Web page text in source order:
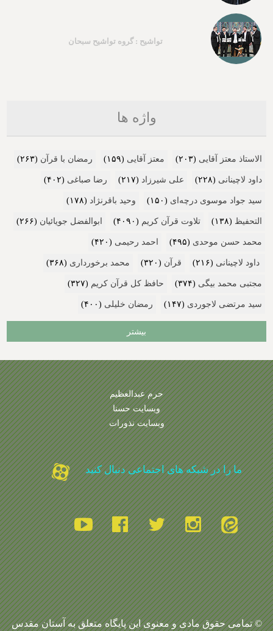
تواشیح : گروه تواشیح سبحان
واژه ها
الاستاذ معتز آقایی (۲۰۳) معتز آقایی (۱۵۹) رمضان با قرآن (۲۶۳)
داود لاچینانی (۲۲۸) علی شیرزاد (۲۱۷) رضا صباغی (۴۰۲)
سید جواد موسوی درچه‌ای (۱۵۰) وحید باقرنژاد (۱۷۸)
التحفیظ (۱۳۸) تلاوت قرآن کریم (۴۰۹۰) ابوالفضل جویائیان (۲۶۶)
محمد حسن موحدی (۴۹۵) احمد رحیمی (۴۲۰)
داود لاچینانی (۲۱۶) قرآن (۳۲۰) محمد برخورداری (۳۶۸)
مجتبی محمد بیگی (۳۷۴) حافظ کل قرآن کریم (۳۲۷)
سید مرتضی لاجوردی (۱۴۷) رمضان خلیلی (۴۰۰)
بیشتر
حرم عبدالعظیم
وبسایت حسنا
وبسایت نذورات
ما را در شبکه های اجتماعی دنبال کنید
© تمامی حقوق مادی و معنوی این پایگاه متعلق به آستان مقدس